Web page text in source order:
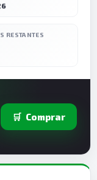
RESTANTES
🛒 Comprar